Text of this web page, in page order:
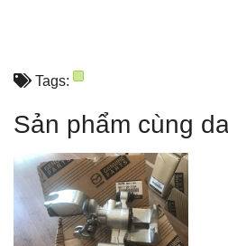
Tags:
Sản phẩm cùng